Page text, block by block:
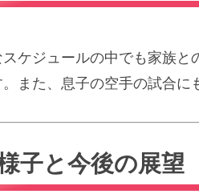
ケジュールの中でも家族と
また、息子の空手の試合に
子と今後の展望